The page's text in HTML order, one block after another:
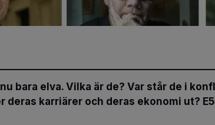
bara elva. Vilka är de? Var står de i
deras karriärer och deras ekonomi ut?